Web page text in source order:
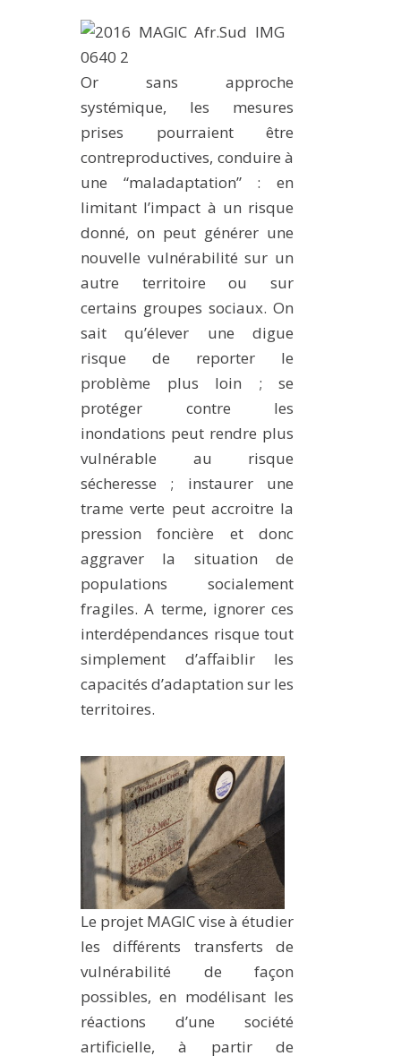
Or sans approche
systémique, les mesures
prises pourraient être
contreproductives, conduire à
une “maladaptation” : en
limitant l’impact à un risque
donné, on peut générer une
nouvelle vulnérabilité sur un
autre territoire ou sur
certains groupes sociaux. On
sait qu’élever une digue
risque de reporter le
problème plus loin ; se
protéger contre les
inondations peut rendre plus
vulnérable au risque
sécheresse ; instaurer une
trame verte peut accroitre la
pression foncière et donc
aggraver la situation de
populations socialement
fragiles. A terme, ignorer ces
interdépendances risque tout
simplement d’affaiblir les
capacités d’adaptation sur les
territoires.
Le projet MAGIC vise à étudier
les différents transferts de
vulnérabilité de façon
possibles, en modélisant les
réactions d’une société
artificielle, à partir de